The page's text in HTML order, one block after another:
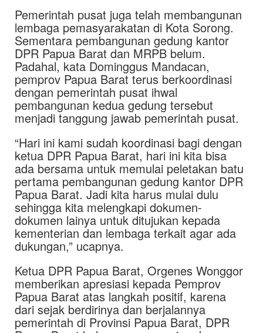
Pemerintah pusat juga telah membangunan
lembaga pemasyarakatan di Kota Sorong.
Sementara pembangunan gedung kantor
DPR Papua Barat dan MRPB belum.
Padahal, kata Dominggus Mandacan,
pemprov Papua Barat terus berkoordinasi
dengan pemerintah pusat ihwal
pembangunan kedua gedung tersebut
menjadi tanggung jawab pemerintah pusat.
“Hari ini kami sudah koordinasi bagi dengan
ketua DPR Papua Barat, hari ini kita bisa
ada bersama untuk memulai peletakan batu
pertama pembangunan gedung kantor DPR
Papua Barat. Jadi kita harus mulai dulu
sehingga kita melengkapi dokumen-
dokumen lainya untuk ditujukan kepada
kementerian dan lembaga terkait agar ada
dukungan,” ucapnya.
Ketua DPR Papua Barat, Orgenes Wonggor
memberikan apresiasi kepada Pemprov
Papua Barat atas langkah positif, karena
dari sejak berdirinya dan berjalannya
pemerintah di Provinsi Papua Barat, DPR